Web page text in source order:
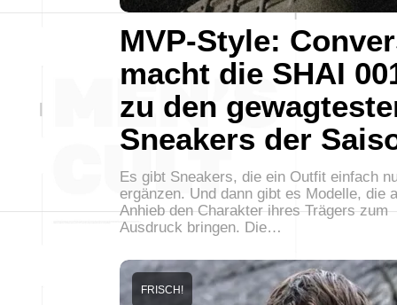
MVP-Style:
macht die SHAI
zu den
Sneakers der
Es gibt Sneakers, die ein Outfit einfach
ergänzen. Und dann gibt es Modelle, die
Anhieb den Charakter ihres Trägers zum
Ausdruck bringen. Die…
FRISCH!